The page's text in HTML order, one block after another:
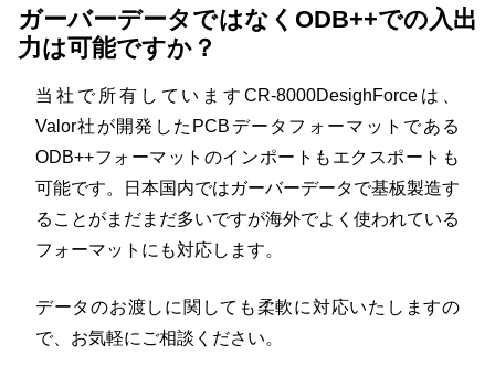
ガーバーデータではなくODB++での入出
力は可能ですか？
当社で所有していますCR-8000DesighForceは、
Valor社が開発したPCBデータフォーマットである
ODB++フォーマットのインポートもエクスポートも
可能です。日本国内ではガーバーデータで基板製造す
ることがまだまだ多いですが海外でよく使われている
フォーマットにも対応します。
データのお渡しに関しても柔軟に対応いたしますの
で、お気軽にご相談ください。